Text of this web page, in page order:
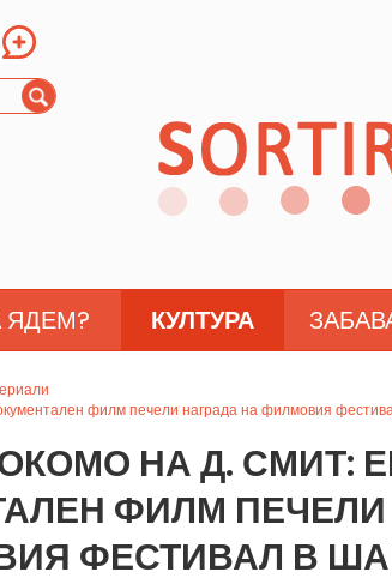
ЯДЕМ? КУЛТУРА
филм печели награда на филмовия
НА Д. СМИТ:
ФИЛМ
ФЕСТИВАЛ В